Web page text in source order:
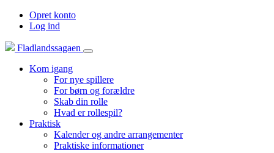
Opret konto
Log ind
Fladlandssagaen
Kom igang
For nye spillere
For børn og forældre
Skab din rolle
Hvad er rollespil?
Praktisk
Kalender og andre arrangementer
Praktiske informationer